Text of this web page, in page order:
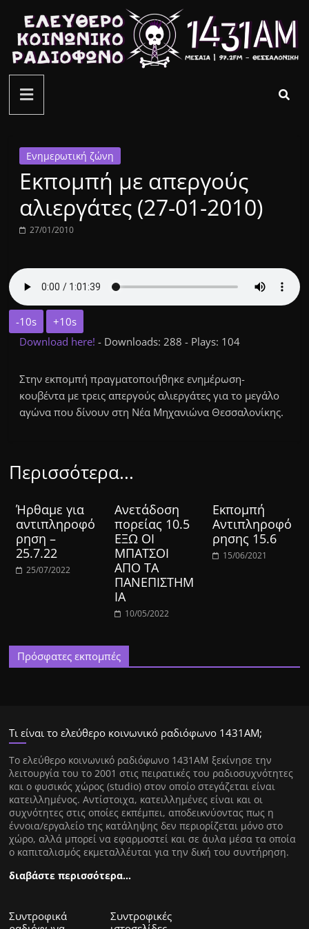
περιεχόμενο
ελεύθερο
κοινωνικό
ραδιόφωνο
1431AM
Ενημερωτική ζώνη
Εκπομπή με απεργούς
αλιεργάτες (27-01-2010)
27/01/2010
-10s
+10s
Download here!- Downloads: 288 - Plays: 104
Στην εκπομπή πραγματοποιήθηκε ενημέρωση-
κουβέντα με τρεις απεργούς αλιεργάτες για το μεγάλο
αγώνα που δίνουν στη Νέα Μηχανιώνα Θεσσαλονίκης.
Περισσότερα...
Ήρθαμε για
αντιπληροφό
ρηση –
25.7.22
25/07/2022
Ανετάδοση
πορείας 10.5
ΕΞΩ ΟΙ
ΜΠΑΤΣΟΙ
ΑΠΟ ΤΑ
ΠΑΝΕΠΙΣΤΗΜ
ΙΑ
10/05/2022
Εκπομπή
Αντιπληροφό
ρησης 15.6
15/06/2021
Πρόσφατες εκπομπές
Τι είναι το ελεύθερο κοινωνικό ραδιόφωνο 1431ΑΜ;
Tο ελεύθερο κοινωνικό ραδιόφωνο 1431AM ξεκίνησε την
λειτουργία του το 2001 στις πειρατικές του ραδιοσυχνότητες
και ο φυσικός χώρος (studio) στον οποίο στεγάζεται είναι
κατειλλημένος. Αντίστοιχα, κατειλλημένες είναι και οι
συχνότητες στις οποίες εκπέμπει, αποδεικνύοντας πως η
έννοια/εργαλείο της κατάληψης δεν περιορίζεται μόνο στο
χώρο, αλλά μπορεί να εφαρμοστεί και σε άυλα μέσα τα οποία
ο καπιταλισμός εκμεταλλέυται για την δική του συντήρηση.
διαβάστε περισσότερα…
Συντροφικά
Συντροφικές